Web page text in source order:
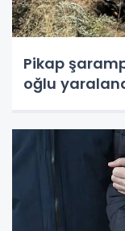
Pikap
oğlu